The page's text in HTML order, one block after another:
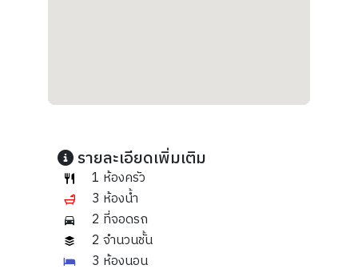
รายละเอียดเพิ่มเติม
1 ห้องครัว
3 ห้องน้ำ
2 ที่จอดรถ
2 จำนวนชั้น
3 ห้องนอน